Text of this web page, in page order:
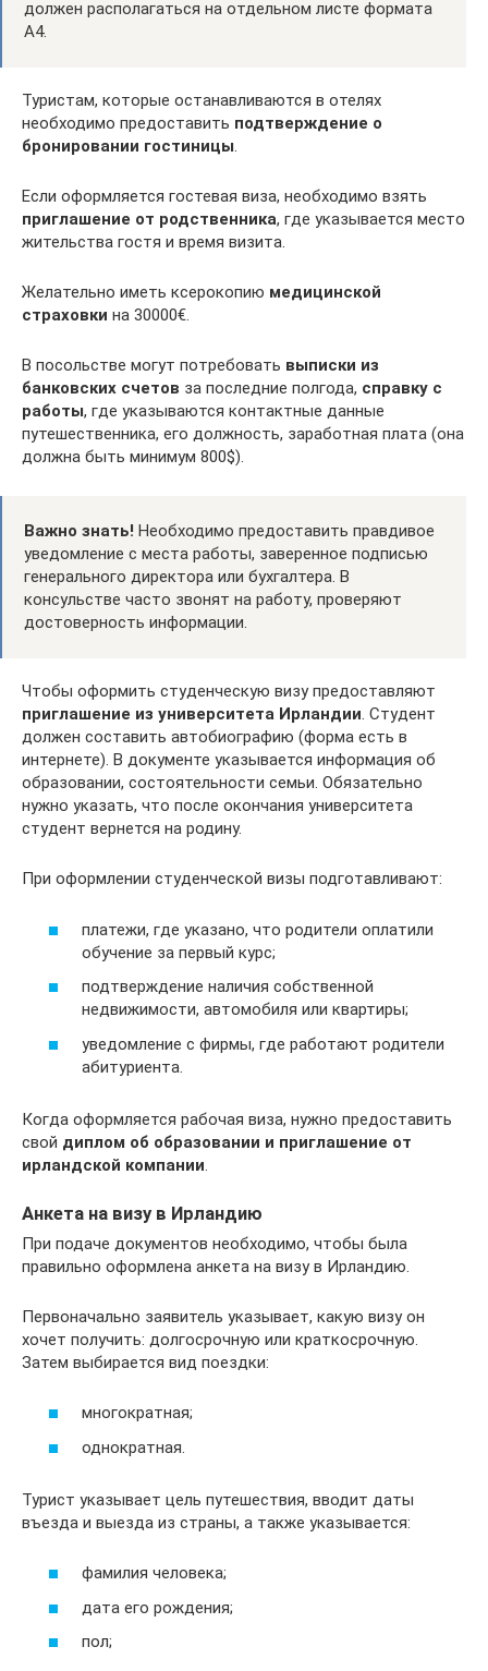
должен располагаться на отдельном листе формата
А4.
Туристам, которые останавливаются в отелях
необходимо предоставить подтверждение о
бронировании гостиницы.
Если оформляется гостевая виза, необходимо взять
приглашение от родственника, где указывается место
жительства гостя и время визита.
Желательно иметь ксерокопию медицинской
страховки на 30000€.
В посольстве могут потребовать выписки из
банковских счетов за последние полгода, справку с
работы, где указываются контактные данные
путешественника, его должность, заработная плата (она
должна быть минимум 800$).
Важно знать! Необходимо предоставить правдивое
уведомление с места работы, заверенное подписью
генерального директора или бухгалтера. В
консульстве часто звонят на работу, проверяют
достоверность информации.
Чтобы оформить студенческую визу предоставляют
приглашение из университета Ирландии. Студент
должен составить автобиографию (форма есть в
интернете). В документе указывается информация об
образовании, состоятельности семьи. Обязательно
нужно указать, что после окончания университета
студент вернется на родину.
При оформлении студенческой визы подготавливают:
платежи, где указано, что родители оплатили
обучение за первый курс;
подтверждение наличия собственной
недвижимости, автомобиля или квартиры;
уведомление с фирмы, где работают родители
абитуриента.
Когда оформляется рабочая виза, нужно предоставить
свой диплом об образовании и приглашение от
ирландской компании
Анкета на визу в Ирландию
При подаче документов необходимо, чтобы была
правильно оформлена анкета на визу в Ирландию.
Первоначально заявитель указывает, какую визу он
хочет получить: долгосрочную или краткосрочную.
Затем выбирается вид поездки:
многократная;
однократная.
Турист указывает цель путешествия, вводит даты
въезда и выезда из страны, а также указывается:
фамилия человека;
дата его рождения;
пол;